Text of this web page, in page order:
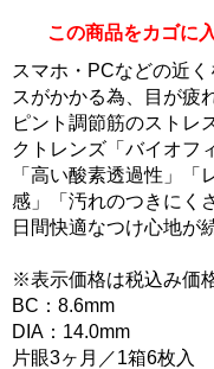
この商品をカゴに
スマホ・PCなどの近
スがかかる為、目が疲
ピント調節筋のストレ
クトレンズ「バイオフ
「高い酸素透過性」
感」「汚れのつきにく
日間快適なつけ心地が
※表示価格は税込み価
BC：8.6mm
DIA：14.0mm
片眼3ヶ月／1箱6枚入